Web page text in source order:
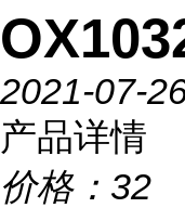
2021-07-
产品详情
价格： 32